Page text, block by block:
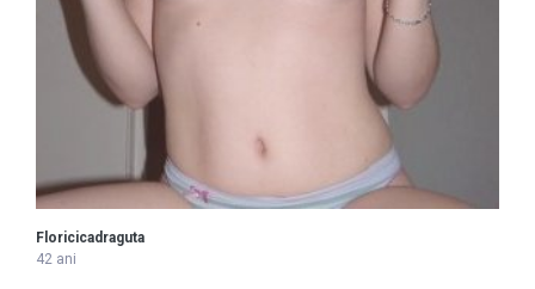
Floricicadraguta
42 ani